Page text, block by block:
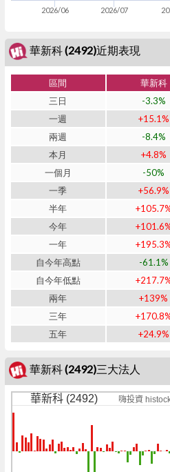
2026/06 2026/07
華新科 (2492)近期表現
區間 華新科
三日
-3.3%
一週
+15.1%
兩週
-8.4%
本月
+4.8%
一個月
-50%
一季
+56.9%
半年
今年
一年
自今年高點
-61.1%
自今年低點
兩年
+139%
三年
五年
+24.9%
華新科 (2492)三大法人
華新科 (2492) 嗨投資